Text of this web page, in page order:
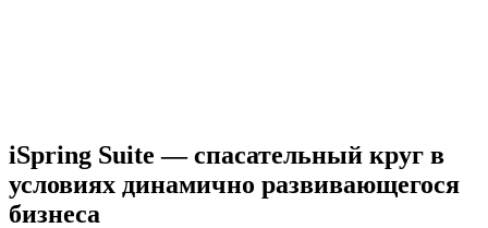
iSpring Suite — спасательный круг в
условиях динамично развивающегося
бизнеса